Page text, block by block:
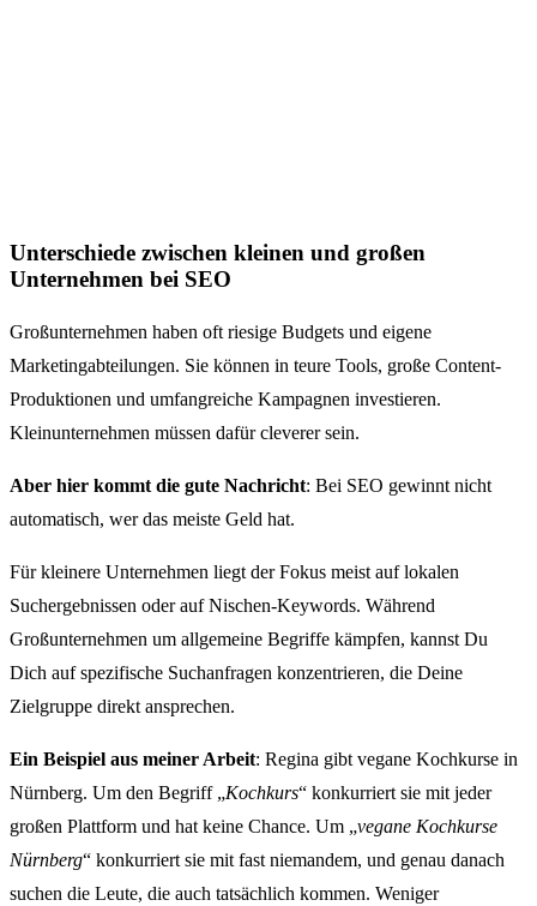
Unterschiede zwischen kleinen und großen
Unternehmen bei SEO
Großunternehmen haben oft riesige Budgets und eigene
Marketingabteilungen. Sie können in teure Tools, große Content-
Produktionen und umfangreiche Kampagnen investieren.
Kleinunternehmen müssen dafür cleverer sein.
Aber hier kommt die gute Nachricht: Bei SEO gewinnt nicht
automatisch, wer das meiste Geld hat.
Für kleinere Unternehmen liegt der Fokus meist auf lokalen
Suchergebnissen oder auf Nischen-Keywords. Während
Großunternehmen um allgemeine Begriffe kämpfen, kannst Du
Dich auf spezifische Suchanfragen konzentrieren, die Deine
Zielgruppe direkt ansprechen.
Ein Beispiel aus meiner Arbeit: Regina gibt vegane Kochkurse in
Nürnberg. Um den Begriff „Kochkurs“ konkurriert sie mit jeder
großen Plattform und hat keine Chance. Um „vegane Kochkurse
Nürnberg“ konkurriert sie mit fast niemandem, und genau danach
suchen die Leute, die auch tatsächlich kommen. Weniger